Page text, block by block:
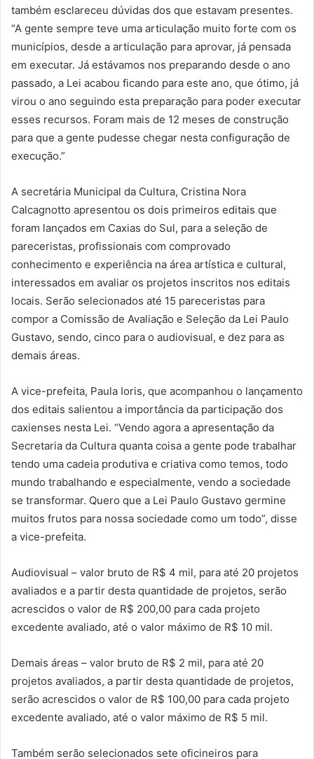
também esclareceu dúvidas dos que estavam presentes.
“A gente sempre teve uma articulação muito forte com os
municípios, desde a articulação para aprovar, já pensada
em executar. Já estávamos nos preparando desde o ano
passado, a Lei acabou ficando para este ano, que ótimo, já
virou o ano seguindo esta preparação para poder executar
esses recursos. Foram mais de 12 meses de construção
para que a gente pudesse chegar nesta configuração de
execução.”
A secretária Municipal da Cultura, Cristina Nora
Calcagnotto apresentou os dois primeiros editais que
foram lançados em Caxias do Sul, para a seleção de
pareceristas, profissionais com comprovado
conhecimento e experiência na área artística e cultural,
interessados em avaliar os projetos inscritos nos editais
locais. Serão selecionados até 15 pareceristas para
compor a Comissão de Avaliação e Seleção da Lei Paulo
Gustavo, sendo, cinco para o audiovisual, e dez para as
demais áreas.
A vice-prefeita, Paula Ioris, que acompanhou o lançamento
dos editais salientou a importância da participação dos
caxienses nesta Lei. “Vendo agora a apresentação da
Secretaria da Cultura quanta coisa a gente pode trabalhar
tendo uma cadeia produtiva e criativa como temos, todo
mundo trabalhando e especialmente, vendo a sociedade
se transformar. Quero que a Lei Paulo Gustavo germine
muitos frutos para nossa sociedade como um todo”, disse
a vice-prefeita.
Audiovisual – valor bruto de R$ 4 mil, para até 20 projetos
avaliados e a partir desta quantidade de projetos, serão
acrescidos o valor de R$ 200,00 para cada projeto
excedente avaliado, até o valor máximo de R$ 10 mil.
Demais áreas – valor bruto de R$ 2 mil, para até 20
projetos avaliados, a partir desta quantidade de projetos,
serão acrescidos o valor de R$ 100,00 para cada projeto
excedente avaliado, até o valor máximo de R$ 5 mil.
Também serão selecionados sete oficineiros para